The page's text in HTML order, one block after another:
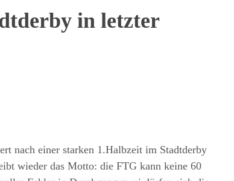
in letzter
nach einer starken 1.Halbzeit im Stadtderby
wieder das Motto: die FTG kann keine 60